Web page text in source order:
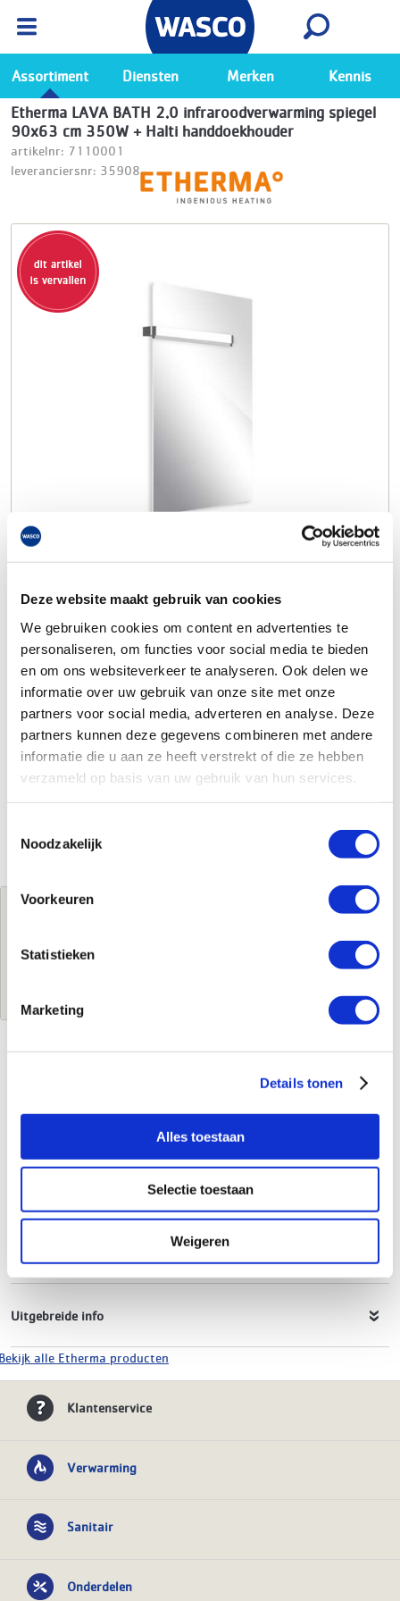
Deze website maakt gebruik van cookies
We gebruiken cookies om content en advertenties te
personaliseren, om functies voor social media te bieden
en om ons websiteverkeer te analyseren. Ook delen we
informatie over uw gebruik van onze site met onze
partners voor social media, adverteren en analyse. Deze
partners kunnen deze gegevens combineren met andere
informatie die u aan ze heeft verstrekt of die ze hebben
verzameld op basis van uw gebruik van hun services.
Noodzakelijk
Voorkeuren
Statistieken
Marketing
Details tonen
Alles toestaan
Selectie toestaan
Weigeren
Ga naar de Wasco app
Bekijk
Assortiment Diensten Merken Kennis
Etherma LAVA BATH 2.0 infraroodverwarming spiegel
90x63 cm 350W + Halti handdoekhouder
artikelnr: 7110001
leveranciersnr: 35908
Merk
Etherma
35908
EAN-Code
Product soort
Infraroodpaneel
LAVA BATH 2.0
Hoogte
900 mm
Uitgebreide info
alle Etherma producten
Klantenservice
Verwarming
Sanitair
Onderdelen